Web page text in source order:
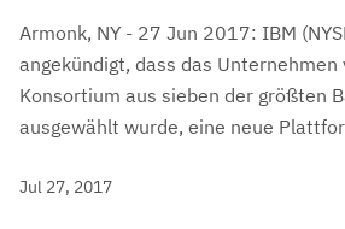
Armonk, NY - 27 Jun 2017: IBM
angekündigt, dass das Unternehmen
Konsortium aus sieben der größten
ausgewählt wurde, eine neue
Jul 27, 2017